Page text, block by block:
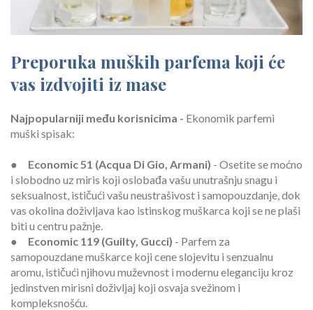
Preporuka muških parfema koji će
vas izdvojiti iz mase
Najpopularniji među korisnicima - Ekonomik parfemi
muški spisak:
● Economic 51 (Acqua Di Gio, Armani) - Osetite se moćno
i slobodno uz miris koji oslobađa vašu unutrašnju snagu i
seksualnost, ističući vašu neustrašivost i samopouzdanje, dok
vas okolina doživljava kao istinskog muškarca koji se ne plaši
biti u centru pažnje.
● Economic 119 (Guilty, Gucci) - Parfem za
samopouzdane muškarce koji cene slojevitu i senzualnu
aromu, ističući njihovu muževnost i modernu eleganciju kroz
jedinstven mirisni doživljaj koji osvaja svežinom i
kompleksnošću.